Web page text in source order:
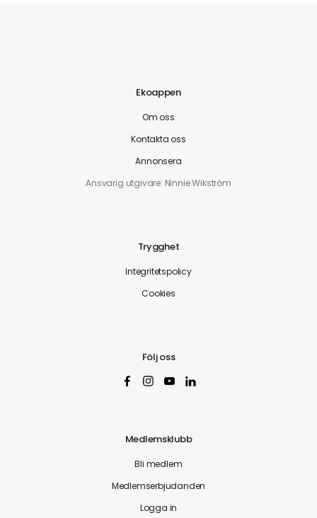
Ekoappen
Om oss
Kontakta oss
Annonsera
Ansvarig utgivare: Ninnie Wikström
Trygghet
Integritetspolicy
Cookies
Följ oss
Medlemsklubb
Bli medlem
Medlemserbjudanden
Logga in